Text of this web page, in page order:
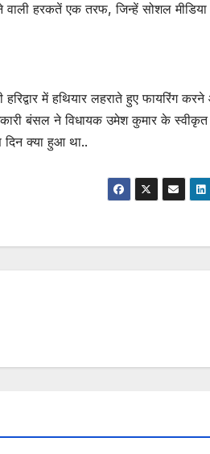
वाली हरकतें एक तरफ, जिन्हें सोशल
में हथियार लहराते हुए फायरिंग
बंसल ने विधायक उमेश कुमार के
दिन क्या हुआ था..